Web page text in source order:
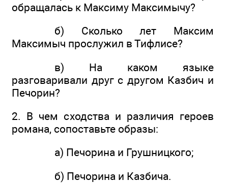
обращалась к Максиму Максимычу?
б) Сколько лет Максим
Максимыч прослужил в Тифлисе?
в) На каком языке
разговаривали друг с другом Казбич и
Печорин?
2. В чем сходства и различия героев
романа, сопоставьте образы:
а) Печорина и Грушницкого;
б) Печорина и Казбича.